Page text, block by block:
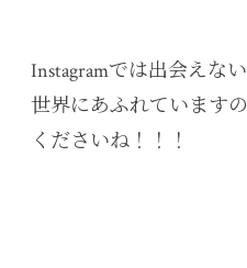
Instagramでは出会えな
世界にあふれています
くださいね！！！